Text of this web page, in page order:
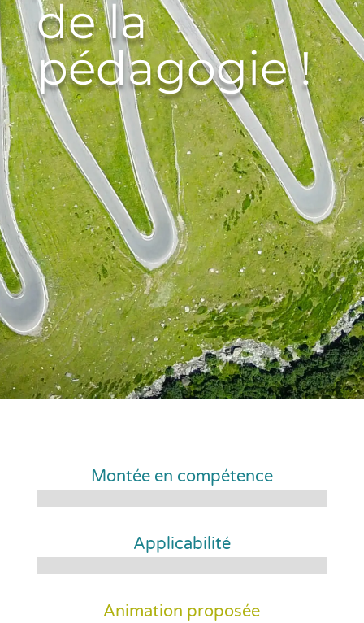
de la
pédagogie !
Montée en compétence
Applicabilité
Animation proposée